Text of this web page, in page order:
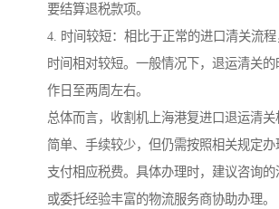
要结算退税款项。
4. 时间较短：相比于正常的进口清关流
时间相对较短。一般情况下，退运清关
作日至两周左右。
总体而言，收割机上海港复进口退运清
简单、手续较少，但仍需按照相关规定
支付相应税费。具体办理时，建议咨询的
或委托经验丰富的物流服务商协助办理。